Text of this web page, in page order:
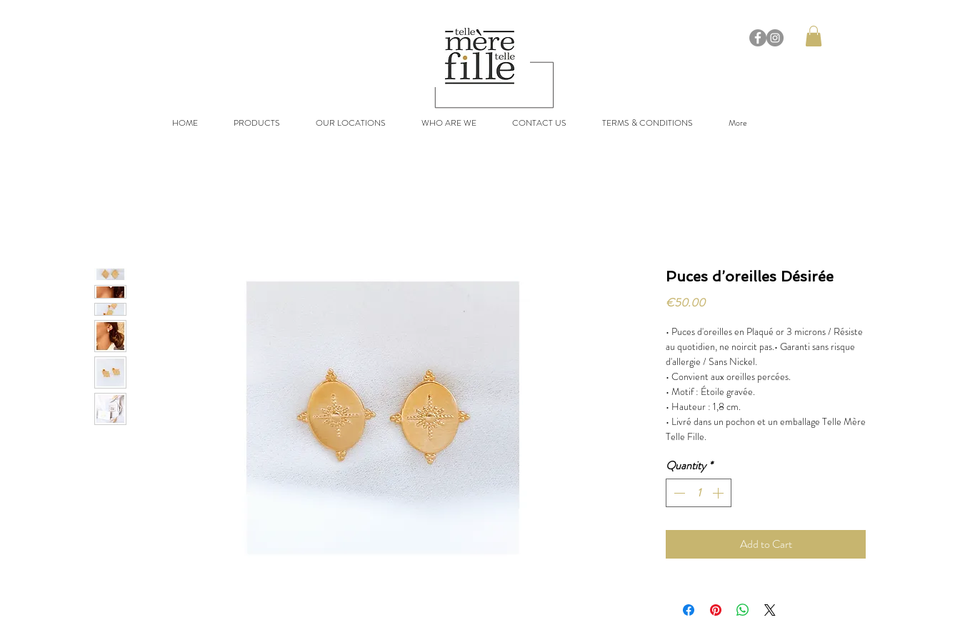
HOME PRODUCTS OUR LOCATIONS WHO ARE WE CONTACT US TERMS & CONDITIONS More
Puces d’oreilles Désirée
€50.00Price
• Puces d'oreilles en Plaqué or 3 microns / Résiste
au quotidien, ne noircit pas.• Garanti sans risque
d'allergie / Sans Nickel.
• Convient aux oreilles percées.
• Motif : Étoile gravée.
• Hauteur : 1,8 cm.
• Livré dans un pochon et un emballage Telle Mère
Telle Fille.
Quantity *
Add to Cart